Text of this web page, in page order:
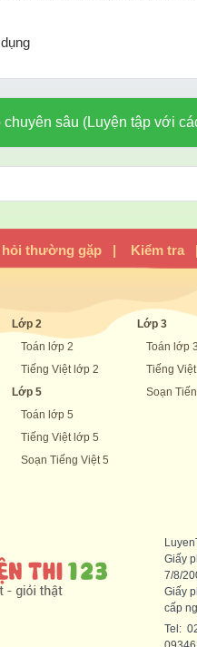
chuyên sâu (Luyện tập với
hỏi thường gặp | Kiểm tra
Lớp 2
Toán lớp 2
Tiếng Việt lớp 2
Lớp 5
Toán lớp 5
Tiếng Việt lớp 5
Soạn Tiếng Việt 5
Lớp 3
Toán lớp 3
Tiếng
Soạn
Giấy
7/8/
Giấy
cấp
Tel: